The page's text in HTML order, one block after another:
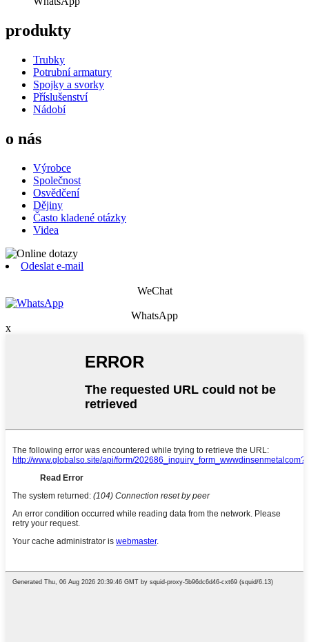
produkty
Trubky
Potrubní armatury
Spojky a svorky
Příslušenství
Nádobí
o nás
Výrobce
Společnost
Osvědčení
Dějiny
Často kladené otázky
Videa
Odeslat e-mail
WeChat
WhatsApp
x